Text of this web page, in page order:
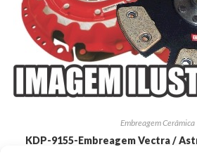
Embreagem Cerâmica
KDP-9155-Embreagem Vectra /